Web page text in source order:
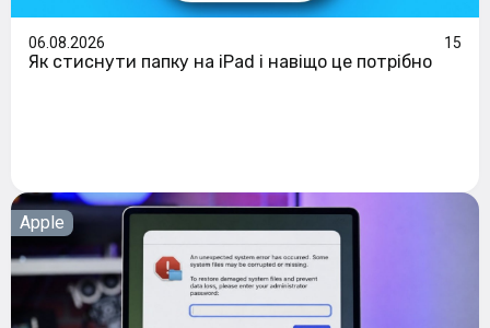
06.08.2026 15
Як стиснути папку на iPad і навіщо це потрібно
Apple